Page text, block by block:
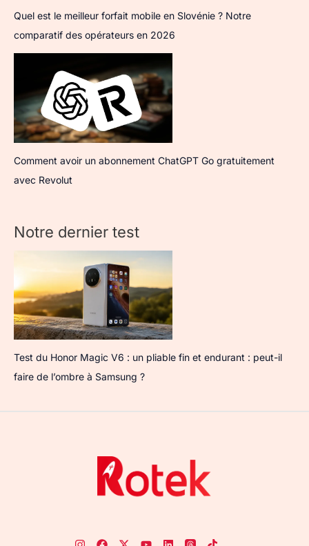
Quel est le meilleur forfait mobile en Slovénie ? Notre
comparatif des opérateurs en 2026
Comment avoir un abonnement ChatGPT Go gratuitement
avec Revolut
Notre dernier test
Test du Honor Magic V6 : un pliable fin et endurant : peut-il
faire de l’ombre à Samsung ?